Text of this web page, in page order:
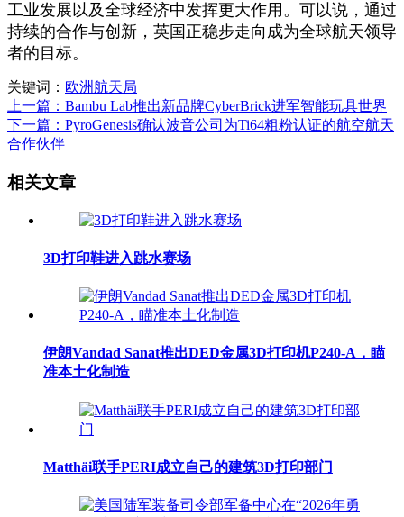
工业发展以及全球经济中发挥更大作用。可以说，通过
持续的合作与创新，英国正稳步走向成为全球航天领导
者的目标。
关键词： 欧洲航天局
上一篇：Bambu Lab推出新品牌CyberBrick进军智能玩具世界
下一篇：PyroGenesis确认波音公司为Ti64粗粉认证的航空航天
合作伙伴
相关文章
3D打印鞋进入跳水赛场
伊朗Vandad Sanat推出DED金属3D打印机P240-A，瞄
准本土化制造
Matthäi联手PERI成立自己的建筑3D打印部门